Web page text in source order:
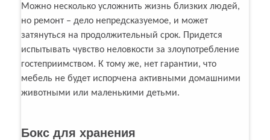
Можно несколько усложнить жизнь близких людей,
но ремонт – дело непредсказуемое, и может
затянуться на продолжительный срок. Придется
испытывать чувство неловкости за злоупотребление
гостеприимством. К тому же, нет гарантии, что
мебель не будет испорчена активными домашними
животными или маленькими детьми.
Бокс для хранения